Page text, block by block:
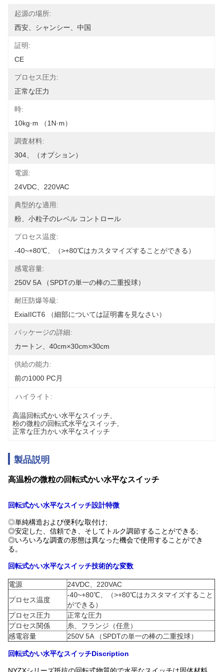
起源の場所:
西安、シャンシー、中国
証明:
CE
プロセス圧力:
正常な圧力
時:
10kg·m （1N·m）
調査材料:
304、（オプション）
電源:
24VDC、220VAC
典型的な適用:
粉、小粒子のレベル コントロール
プロセス温度:
-40~+80℃、（>+80℃はカスタマイズすることができる）
感電容量:
250V 5A （SPDTの単一の棒の二重投球）
耐圧防爆等級:
ExiaIICT6 （細部については証明書を見なさい）
パッケージの詳細:
カートン、40cm×30cm×30cm
供給の能力:
前の1000 PC月
ハイライト:
高温回転式かい水平なスイッチ
粉の微粒の回転式水平なスイッチ
正常な圧力かい水平なスイッチ
製品説明
高温粉の微粒の回転式かい水平なスイッチ
回転式かい水平なスイッチ設計特微
◎単純構造および便利な取付け;
◎安定した、信頼でき、そしてトルク調節することができる;
◎いろいろな調査の形態は異なった機会で使用することができ
る。
回転式かい水平なスイッチ技術的な変数
電源
24VDC、220VAC
プロセス温度
-40~+80℃、（>+80℃はカスタマイズすること
ができる）
プロセス圧力
正常な圧力
プロセス関係
糸、フランジ（任意）
感電容量
250V 5A （SPDTの単一の棒の二重投球）
回転式かい水平なスイッチDiscription